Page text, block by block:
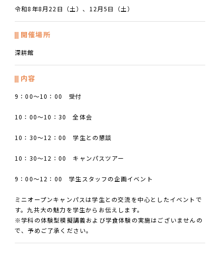
令和8年8月22日（土）、12月5日（土）
開催場所
深耕館
内容
9：00～10：00 受付
10：00～10：30 全体会
10：30～12：00 学生との懇談
10：30～12：00 キャンパスツアー
9：00～12：00 学生スタッフの企画イベント
ミニオープンキャンパスは学生との交流を中心としたイベントで
す。九共大の魅力を学生からお伝えします。
※学科の体験型模擬講義および学食体験の実施はございませんの
で、予めご了承ください。